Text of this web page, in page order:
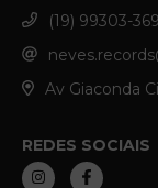
(19) 99303-
Av Giaconda
REDES SOCIAIS